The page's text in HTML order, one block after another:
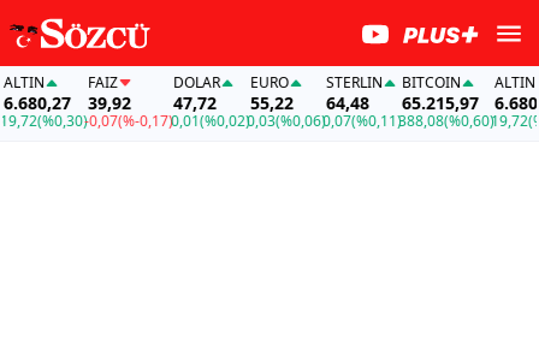
(%0,30)
FAİZ
39,92
-0,07(%-0,17)
DOLAR
47,72
0,01(%0,02)
EURO
55,22
0,03(%0,06)
STERLIN
64,48
0,07(%0,11)
BITCOIN
65.215,97
388,08(%0,60)
ALTIN
19,72